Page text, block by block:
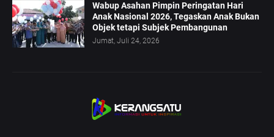
Wabup Asahan Pimpin Peringatan Hari
Anak Nasional 2026, Tegaskan Anak Bukan
Objek tetapi Subjek Pembangunan
Jumat, Juli 24, 2026